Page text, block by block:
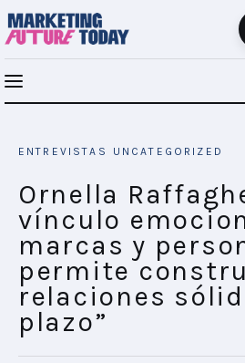
permite construir
SHARE POST
INSIGHTS
FUTURE BRAND LAB
EVENTOS
ENTREVISTAS UNCATEGORIZED
Ornella
vínculo
marcas y
permite
relaciones
plazo”